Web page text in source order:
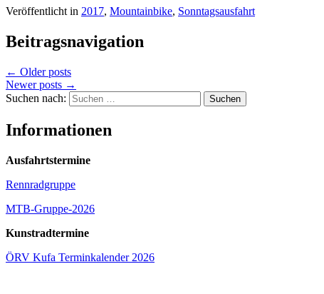
Veröffentlicht in 2017, Mountainbike, Sonntagsausfahrt
Beitragsnavigation
← Older posts
Newer posts →
Suchen nach:
Informationen
Ausfahrtstermine
Rennradgruppe
MTB-Gruppe-2026
Kunstradtermine
ÖRV Kufa Terminkalender 2026